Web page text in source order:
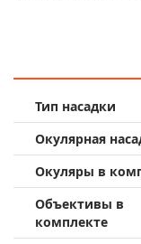
Тип насадки
Окулярная
Окуляры в
Объективы в
комплекте